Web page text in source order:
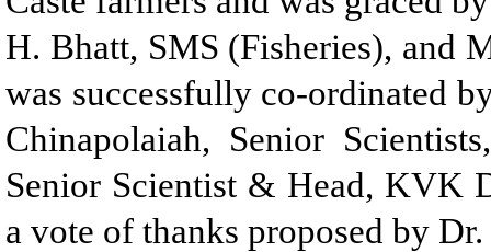
H. Bhatt, SMS (Fisheries), and
was successfully co-ordinated
Chinapolaiah, Senior
Senior Scientist & Head, KVK
a vote of thanks proposed by